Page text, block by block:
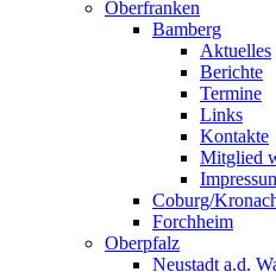
Oberfranken
Bamberg
Aktuelles
Berichte
Termine
Links
Kontakte
Mitglied
Coburg/
Forchheim
Oberpfalz
Neustadt a.d.